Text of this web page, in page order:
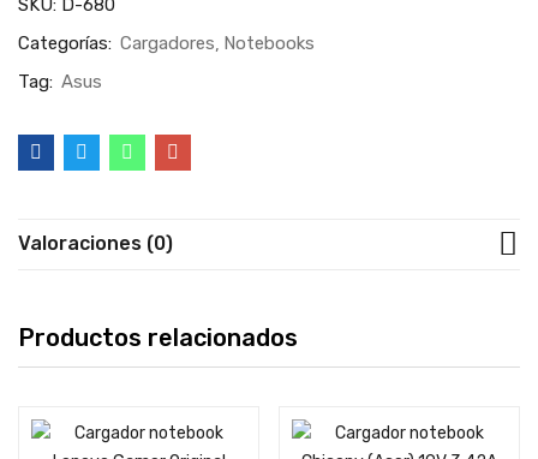
SKU: D-680
Categorías: Cargadores
Notebooks
Tag: Asus
Valoraciones (0)
Productos relacionados